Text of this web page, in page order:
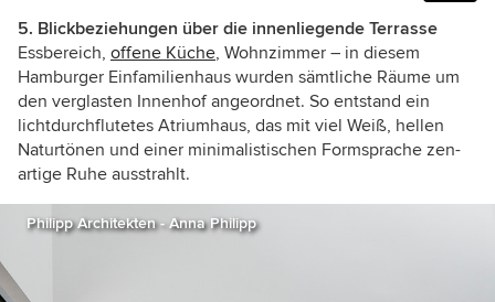
5. Blickbeziehungen über die innenliegende Terrasse
Essbereich, offene Küche, Wohnzimmer – in diesem
Hamburger Einfamilienhaus wurden sämtliche Räume um
den verglasten Innenhof angeordnet. So entstand ein
lichtdurchflutetes Atriumhaus, das mit viel Weiß, hellen
Naturtönen und einer minimalistischen Formsprache zen-
artige Ruhe ausstrahlt.
Philipp Architekten - Anna Philipp